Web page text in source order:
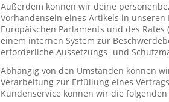
Außerdem können wir deine
Vorhandensein eines Artikels in
Europäischen Parlaments und des
einem internen System zur
erforderliche Aussetzungs- und
Abhängig von den Umständen können
Verarbeitung zur Erfüllung eines
Kundenservice können wir die